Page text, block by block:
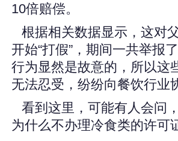
10倍赔偿。
根据相关数据显示，这对
开始“打假”，期间一共举报
行为显然是故意的，所以这
无法忍受，纷纷向餐饮行业
看到这里，可能有人会问
为什么不办理冷食类的许可